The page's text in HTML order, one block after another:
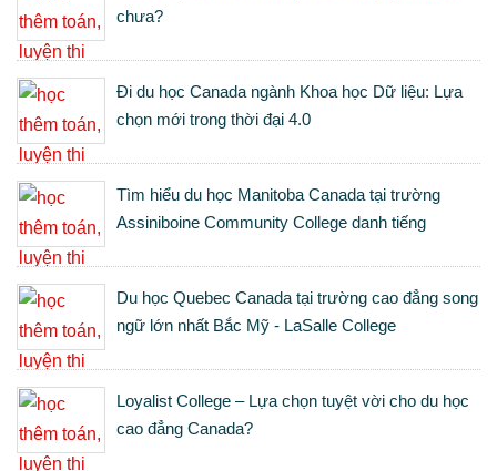
chưa?
Đi du học Canada ngành Khoa học Dữ liệu: Lựa
chọn mới trong thời đại 4.0
Tìm hiểu du học Manitoba Canada tại trường
Assiniboine Community College danh tiếng
Du học Quebec Canada tại trường cao đẳng song
ngữ lớn nhất Bắc Mỹ - LaSalle College
Loyalist College – Lựa chọn tuyệt vời cho du học
cao đẳng Canada?